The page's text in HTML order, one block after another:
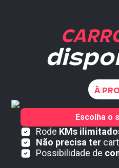
À
Rode KMs
Não precisa ter
Possibilidade de
Escolha o